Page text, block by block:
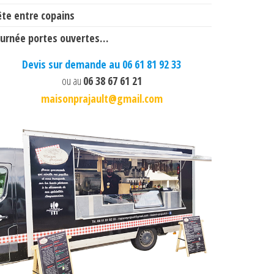
entre copains
portes ouvertes…
Devis sur demande au 06 61 81 92 33
ou au 06 38 67 61 21
maisonprajault@gmail.com